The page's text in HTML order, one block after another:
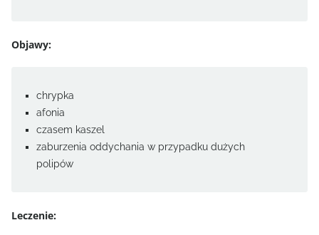
Objawy:
chrypka
afonia
czasem kaszel
zaburzenia oddychania w przypadku dużych
polipów
Leczenie: